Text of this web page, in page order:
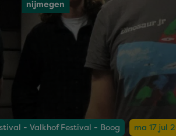
nijmegen
- Valkhof Festival - Boog ma 17 jul